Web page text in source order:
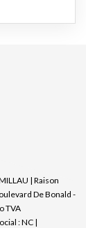
| Raison
De Bonald -
TVA
: NC |